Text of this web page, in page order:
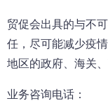
贸促会出具的与不
任，尽可能减少疫
地区的政府、海关
业务咨询电话：